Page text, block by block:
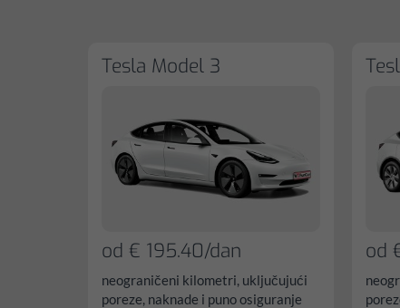
Tesla Model 3
od € 195.40/dan
neograničeni kilometri, uključujući
poreze, naknade i puno osiguranje
od